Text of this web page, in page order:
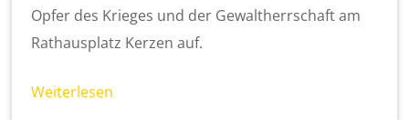
Opfer des Krieges und der Gewaltherrschaft am
Rathausplatz Kerzen auf.
Weiterlesen